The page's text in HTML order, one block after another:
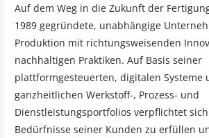
Auf dem Weg in die Zukunft der
1989 gegründete, unabhängige
Produktion mit richtungsweisenden
nachhaltigen Praktiken. Auf Basis seiner
plattformgesteuerten, digitalen Systeme
ganzheitlichen Werkstoff-, Prozess- und
Dienstleistungsportfolios verpflichtet sich
Bedürfnisse seiner Kunden zu erfüllen